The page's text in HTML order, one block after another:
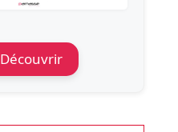
Découvrir